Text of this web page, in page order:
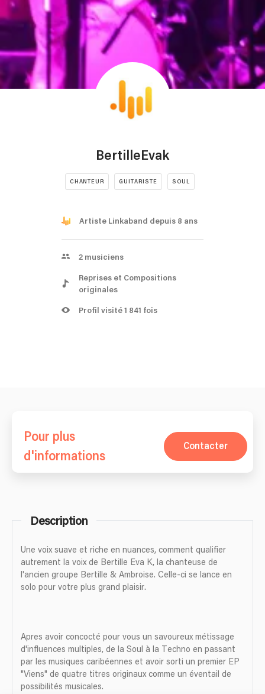
BertilleEvak
CHANTEUR GUITARISTE SOUL
Artiste Linkaband depuis 8 ans
2 musiciens
Reprises et Compositions
originales
Profil visité 1 841 fois
Pour plus
d'informations
Contacter
Description
Une voix suave et riche en nuances, comment qualifier
autrement la voix de Bertille Eva K, la chanteuse de
l'ancien groupe Bertille & Ambroise. Celle-ci se lance en
solo pour votre plus grand plaisir.
Apres avoir concocté pour vous un savoureux métissage
d'influences multiples, de la Soul à la Techno en passant
par les musiques caribéennes et avoir sorti un premier EP
"Viens" de quatre titres originaux comme un éventail de
possibilités musicales.